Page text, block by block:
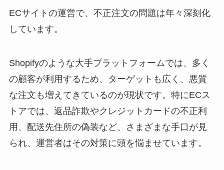
ECサイトの運営で、不正注文の問題は年々深刻化
しています。
Shopifyのような大手プラットフォームでは、多く
の顧客が利用するため、ターゲットも広く、悪質
な注文も増えてきているのが現状です。特にECス
トアでは、返品詐欺やクレジットカードの不正利
用、配送先住所の偽装など、さまざまな手口が見
られ、運営者はその対策に頭を悩ませています。